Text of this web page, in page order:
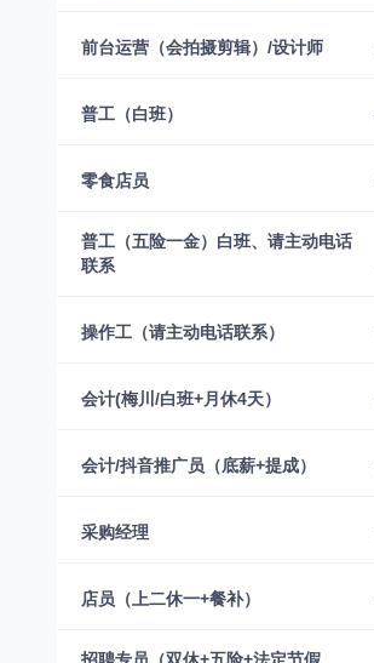
前台运营（会拍摄剪辑）/设计师
普工（白班）
零食店员
普工（五险一金）白班、请主动电话
联系
操作工（请主动电话联系）
会计(梅川/白班+月休4天）
会计/抖音推广员（底薪+提成）
采购经理
店员（上二休一+餐补）